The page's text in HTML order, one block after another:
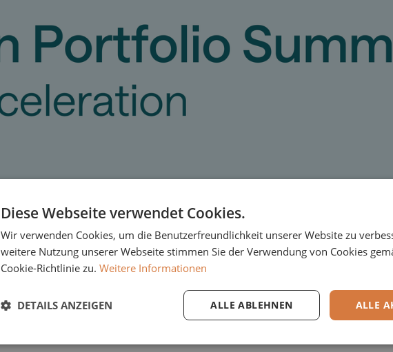
Diese Webseite verwendet Cookies.
Wir verwenden Cookies, um die Benutzerfreundlichkeit unserer Website zu
weitere Nutzung unserer Webseite stimmen Sie der Verwendung von Cookies
Cookie-Richtlinie zu. Weitere Informationen
ALLE
ALLE ABLEHNEN
DETAILS ANZEIGEN